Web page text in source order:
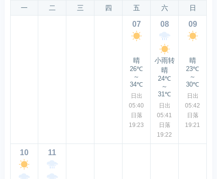
一 二 三 四 五 六 日
07
晴
26℃
～
34℃
日出
05:40
日落
19:23
08
小雨转
晴
24℃
～
31℃
日出
05:41
日落
19:22
09
晴
23℃
～
30℃
日出
05:42
日落
19:21
10 11